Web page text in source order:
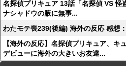
名探偵プリキュア 13話「名探偵 VS 怪
ナシャドウの腋に無事...
わたモテ喪239(後編) 海外の反応 感想
【海外の反応】名探偵プリキュア、キ
デビューに海外の大きいお友達...